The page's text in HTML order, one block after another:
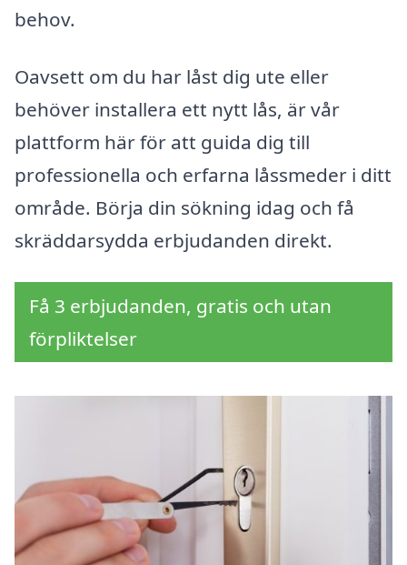
behov.
Oavsett om du har låst dig ute eller
behöver installera ett nytt lås, är vår
plattform här för att guida dig till
professionella och erfarna låssmeder i ditt
område. Börja din sökning idag och få
skräddarsydda erbjudanden direkt.
Få 3 erbjudanden, gratis och utan
förpliktelser